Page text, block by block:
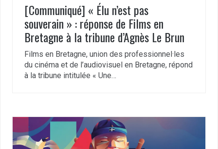
[Communiqué] « Élu n’est pas
souverain » : réponse de Films en
Bretagne à la tribune d’Agnès Le Brun
Films en Bretagne, union des professionnel·les
du cinéma et de l’audiovisuel en Bretagne, répond
à la tribune intitulée « Une…